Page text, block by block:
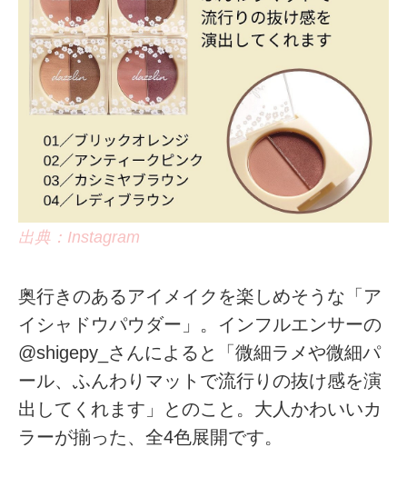
出典：Instagram
奥行きのあるアイメイクを楽しめそうな「ア
イシャドウパウダー」。インフルエンサーの
@shigepy_さんによると「微細ラメや微細パ
ール、ふんわりマットで流行りの抜け感を演
出してくれます」とのこと。大人かわいいカ
ラーが揃った、全4色展開です。